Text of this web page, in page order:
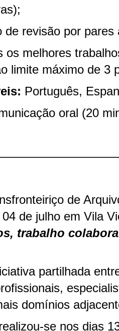
de revisão por pares
os melhores
limite máximo de 3
Português,
oral (20
de
de julho em Vila
trabalho
partilhada
domínios
se nos dias